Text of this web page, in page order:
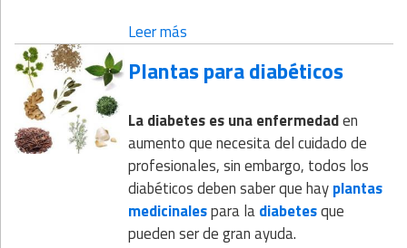
Leer más
Plantas para diabéticos
La diabetes es una enfermedaden
aumento que necesita del cuidado de
profesionales, sin embargo, todos los
diabéticos deben saber que hayplantas
medicinalespara ladiabetesque
pueden ser de gran ayuda.